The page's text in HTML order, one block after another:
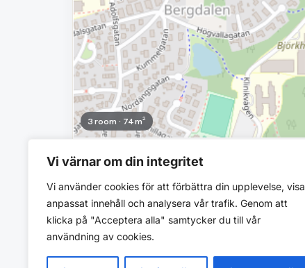
Vi värnar om din integritet
Vi använder cookies för att förbättra din upplevelse, visa
anpassat innehåll och analysera vår trafik. Genom att
klicka på "Acceptera alla" samtycker du till vår
användning av cookies.
3 room · 74 m²
9 423 SEK/mo
Ås Härads Fastigheter
Pets OK